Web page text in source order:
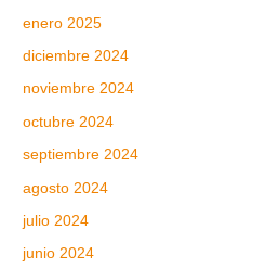
enero 2025
diciembre 2024
noviembre 2024
octubre 2024
septiembre 2024
agosto 2024
julio 2024
junio 2024